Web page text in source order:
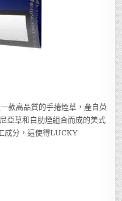
款高品質的手捲煙草，產自英
亞草和白肋煙組合而成的美式
成分，這使得LUCKY